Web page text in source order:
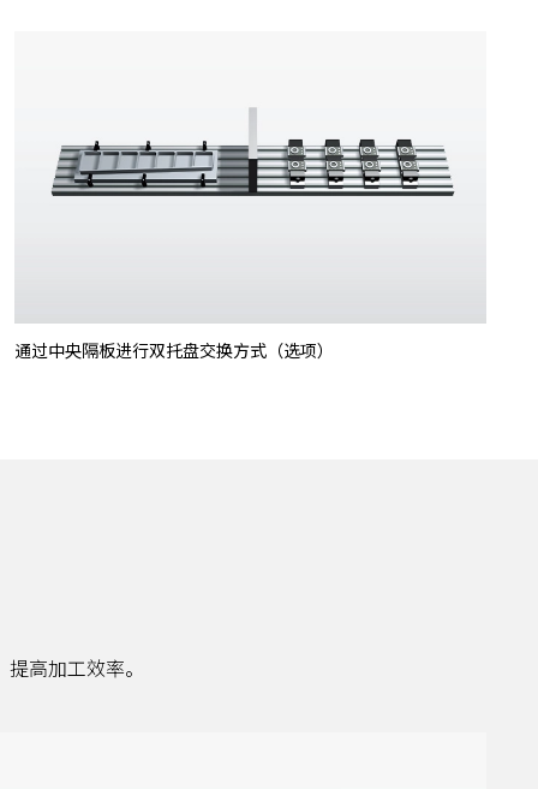
通过中央隔板进行双托盘交换方式（选项）
高加工效率。